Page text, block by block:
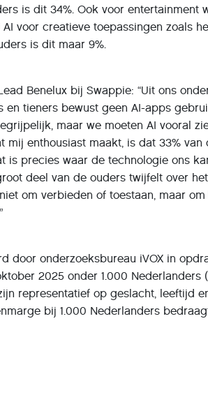
is dit 34%. Ook voor entertainment
voor creatieve toepassingen zoals
is dit maar 9%.
Benelux bij Swappie: “Uit ons
en tieners bewust geen AI-apps
maar we moeten AI vooral
mij enthousiast maakt, is dat 33% van
is precies waar de technologie ons
deel van de ouders twijfelt over
om verbieden of toestaan, maar
door onderzoeksbureau iVOX in
2025 onder 1.000 Nederlanders
representatief op geslacht, leeftijd
bij 1.000 Nederlanders